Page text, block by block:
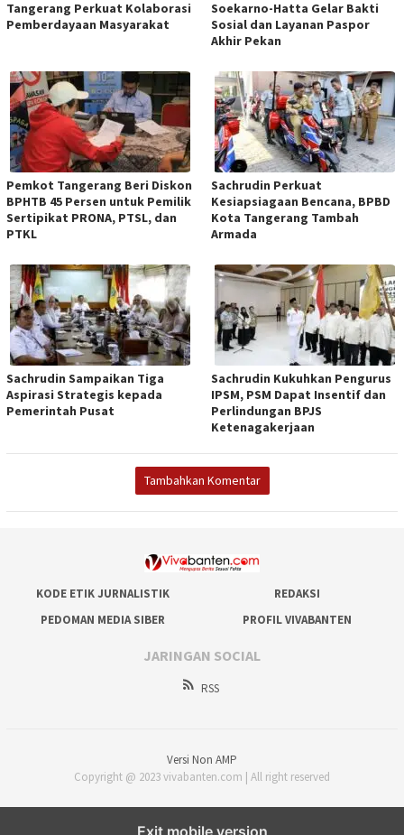
Tangerang Perkuat Kolaborasi
Pemberdayaan Masyarakat
Soekarno-Hatta Gelar Bakti
Sosial dan Layanan Paspor
Akhir Pekan
Pemkot Tangerang Beri Diskon
BPHTB 45 Persen untuk Pemilik
Sertipikat PRONA, PTSL, dan
PTKL
Sachrudin Perkuat
Kesiapsiagaan Bencana, BPBD
Kota Tangerang Tambah
Armada
Sachrudin Sampaikan Tiga
Aspirasi Strategis kepada
Pemerintah Pusat
Sachrudin Kukuhkan Pengurus
IPSM, PSM Dapat Insentif dan
Perlindungan BPJS
Ketenagakerjaan
Tambahkan Komentar
KODE ETIK JURNALISTIK
REDAKSI
PEDOMAN MEDIA SIBER
PROFIL VIVABANTEN
JARINGAN SOCIAL
RSS
Versi Non AMP
Copyright @ 2023 vivabanten.com | All right reserved